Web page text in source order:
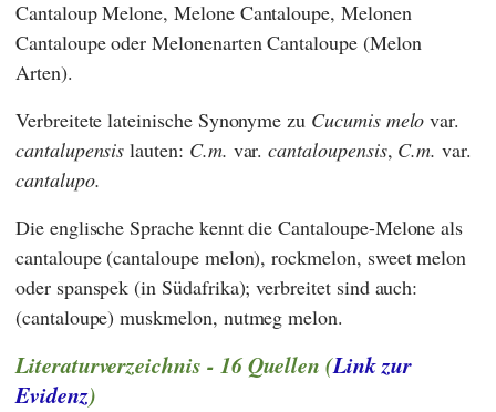
Cantaloup Melone, Melone Cantaloupe, Melonen
Cantaloupe oder Melonenarten Cantaloupe (Melon
Arten).
Verbreitete lateinische Synonyme zu Cucumis melovar.
cantalupensis lauten: C.m. var.cantaloupensis, C.m.var.
cantalupo.
Die englische Sprache kennt die Cantaloupe-Melone als
cantaloupe (cantaloupe melon), rockmelon, sweet melon
oder spanspek (in Südafrika); verbreitet sind auch:
(cantaloupe) muskmelon, nutmeg melon.
Literaturverzeichnis - 16 Quellen (Link zur
Evidenz)